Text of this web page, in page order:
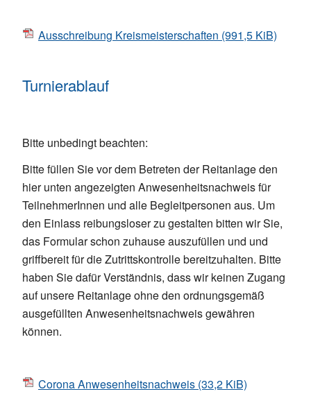
Ausschreibung Kreismeisterschaften (991,5 KiB)
Turnierablauf
Bitte unbedingt beachten:
Bitte füllen Sie vor dem Betreten der Reitanlage den
hier unten angezeigten Anwesenheitsnachweis für
TeilnehmerInnen und alle Begleitpersonen aus. Um
den Einlass reibungsloser zu gestalten bitten wir Sie,
das Formular schon zuhause auszufüllen und und
griffbereit für die Zutrittskontrolle bereitzuhalten. Bitte
haben Sie dafür Verständnis, dass wir keinen Zugang
auf unsere Reitanlage ohne den ordnungsgemäß
ausgefüllten Anwesenheitsnachweis gewähren
können.
Corona Anwesenheitsnachweis (33,2 KiB)